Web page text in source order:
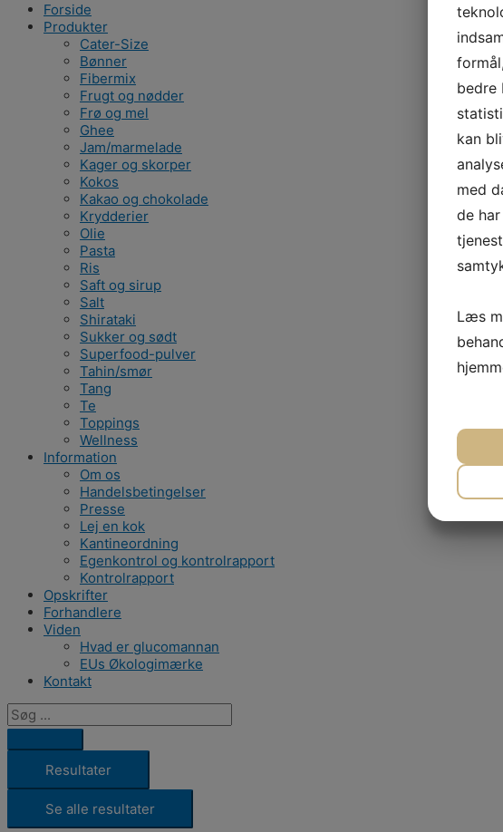
Forside
Produkter
Cater-Size
Bønner
Fibermix
Frugt og nødder
Frø og mel
Ghee
Jam/marmelade
Kager og skorper
Kokos
Kakao og chokolade
Krydderier
Olie
Pasta
Ris
Saft og sirup
Salt
Shirataki
Sukker og sødt
Superfood-pulver
Tahin/smør
Tang
Te
Toppings
Wellness
Information
Om os
Handelsbetingelser
Presse
Lej en kok
Kantineordning
Egenkontrol og kontrolrapport
Kontrolrapport
Opskrifter
Forhandlere
Viden
Hvad er glucomannan
EUs Økologimærke
Kontakt
Resultater
Se alle resultater
bedre
kan
med
de
Læs